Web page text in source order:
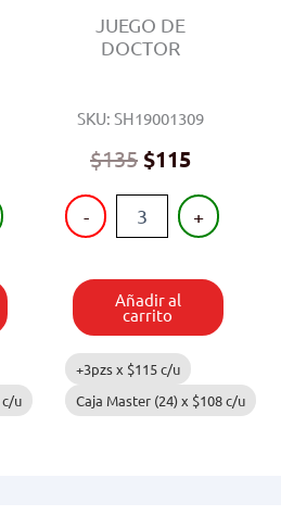
c/u
JUEGO DE
DOCTOR
SKU: SH19001309
$135 $115
-
JUEGO
DE
+
Añadir al
carrito
+3pzs x $115c/u
Caja Master (24) x $108c/u